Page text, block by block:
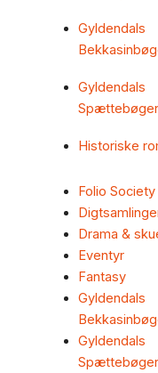
Gyldendals
Gyldendals
Spættebøger
Historiske
Folio Society
Drama &
Eventyr
Fantasy
Gyldendals
Gyldendals
Spættebøger